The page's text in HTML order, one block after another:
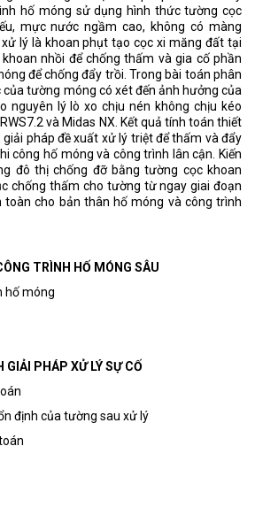
hố móng sử dụng hình thức tường cọc
mực nước ngầm cao, không có màng
lý là khoan phụt tạo cọc xi măng đất tại
nhồi để chống thấm và gia cố phần
để chống đẩy trồi. Trong bài toán phân
của tường móng có xét đến ảnh hưởng của
nguyên lý lò xo chịu nén không chịu kéo
và Midas NX. Kết quả tính toán thiết
giải pháp đề xuất xử lý triệt để thấm và đẩy
công hố móng và công trình lân cận. Kiến
đô thị chống đỡ bằng tường cọc khoan
chống thấm cho tường từ ngay giai đoạn
toàn cho bản thân hố móng và công trình
TRÌNH HỐ MÓNG SÂU
hố móng
PHÁP XỬ LÝ SỰ CỐ
định của tường sau xử lý